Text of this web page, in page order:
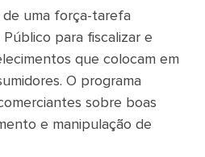
uma força-tarefa
para fiscalizar e
que colocam em
O programa
sobre boas
e manipulação de